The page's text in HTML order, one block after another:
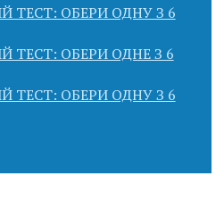
ТЕСТ: ОБЕРИ ОДНУ З 6
ТЕСТ: ОБЕРИ ОДНЕ З 6
ТЕСТ: ОБЕРИ ОДНУ З 6